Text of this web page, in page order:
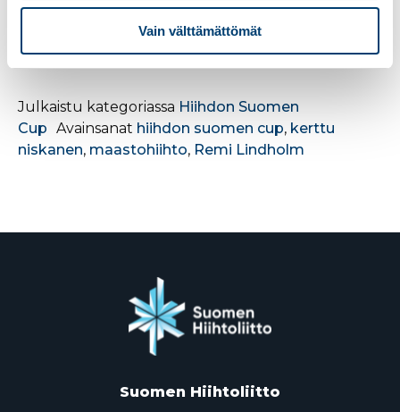
Vain välttämättömät
Haku-Veikon pokaali
Julkaistu kategoriassa Hiihdon Suomen
Cup Avainsanat hiihdon suomen cup, kerttu
niskanen, maastohiihto, Remi Lindholm
Suomen Hiihtoliitto